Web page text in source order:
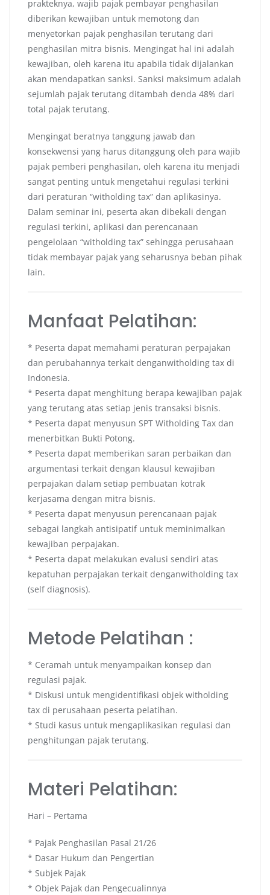
prakteknya, wajib pajak pembayar penghasilan
diberikan kewajiban untuk memotong dan
menyetorkan pajak penghasilan terutang dari
penghasilan mitra bisnis. Mengingat hal ini adalah
kewajiban, oleh karena itu apabila tidak dijalankan
akan mendapatkan sanksi. Sanksi maksimum adalah
sejumlah pajak terutang ditambah denda 48% dari
total pajak terutang.
Mengingat beratnya tanggung jawab dan
konsekwensi yang harus ditanggung oleh para wajib
pajak pemberi penghasilan, oleh karena itu menjadi
sangat penting untuk mengetahui regulasi terkini
dari peraturan “witholding tax” dan aplikasinya.
Dalam seminar ini, peserta akan dibekali dengan
regulasi terkini, aplikasi dan perencanaan
pengelolaan “witholding tax” sehingga perusahaan
tidak membayar pajak yang seharusnya beban pihak
lain.
Manfaat Pelatihan:
* Peserta dapat memahami peraturan perpajakan
dan perubahannya terkait denganwitholding tax di
Indonesia.
* Peserta dapat menghitung berapa kewajiban pajak
yang terutang atas setiap jenis transaksi bisnis.
* Peserta dapat menyusun SPT Witholding Tax dan
menerbitkan Bukti Potong.
* Peserta dapat memberikan saran perbaikan dan
argumentasi terkait dengan klausul kewajiban
perpajakan dalam setiap pembuatan kotrak
kerjasama dengan mitra bisnis.
* Peserta dapat menyusun perencanaan pajak
sebagai langkah antisipatif untuk meminimalkan
kewajiban perpajakan.
* Peserta dapat melakukan evalusi sendiri atas
kepatuhan perpajakan terkait denganwitholding tax
(self diagnosis).
Metode Pelatihan :
* Ceramah untuk menyampaikan konsep dan
regulasi pajak.
* Diskusi untuk mengidentifikasi objek witholding
tax di perusahaan peserta pelatihan.
* Studi kasus untuk mengaplikasikan regulasi dan
penghitungan pajak terutang.
Materi Pelatihan:
Hari – Pertama
* Pajak Penghasilan Pasal 21/26
* Dasar Hukum dan Pengertian
* Subjek Pajak
* Objek Pajak dan Pengecualinnya